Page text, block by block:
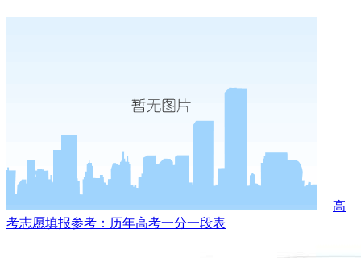
高
考志愿填报参考：历年高考一分一段表